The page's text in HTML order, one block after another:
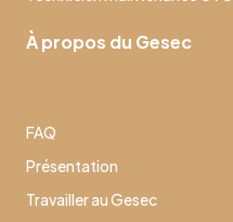
À propos du Gesec
FAQ
Présentation
Travailler au Gesec